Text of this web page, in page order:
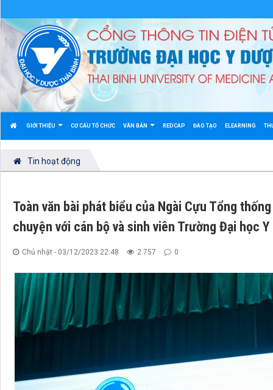
GIỚI THIỆU CƠ CẤU TỔ CHỨC VĂN BẢN REDCAP ĐÀO TẠO ELEARNING
Tin hoạt động
Toàn văn bài phát biểu của Ngài Cựu Tổng
chuyện với cán bộ và sinh viên Trường Đại học
Chủ nhật - 03/12/2023 22:48 2.757 0